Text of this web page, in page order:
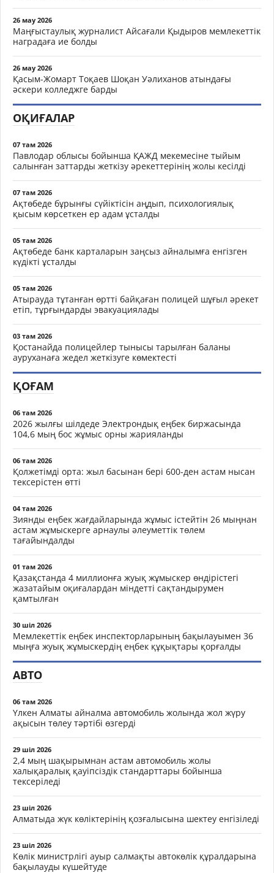
26 мау 2026
Маңғыстаулық журналист Айсағали Қыдыров мемлекеттік
наградаға ие болды
26 мау 2026
Қасым-Жомарт Тоқаев Шоқан Уәлиханов атындағы
әскери колледжге барды
ОҚИҒАЛАР
07 там 2026
Павлодар облысы бойынша ҚАЖД мекемесіне тыйым
салынған заттарды жеткізу әрекеттерінің жолы кесілді
07 там 2026
Ақтөбеде бұрынғы сүйіктісін аңдып, психологиялық
қысым көрсеткен ер адам ұсталды
05 там 2026
Ақтөбеде банк карталарын заңсыз айналымға енгізген
күдікті ұсталды
05 там 2026
Атырауда тұтанған өртті байқаған полицей шұғыл әрекет
етіп, тұрғындарды эвакуациялады
03 там 2026
Қостанайда полицейлер тынысы тарылған баланы
ауруханаға жедел жеткізуге көмектесті
ҚОҒАМ
06 там 2026
2026 жылғы шілдеде Электрондық еңбек биржасында
104,6 мың бос жұмыс орны жарияланды
06 там 2026
Қолжетімді орта: жыл басынан бері 600-ден астам нысан
тексерістен өтті
04 там 2026
Зиянды еңбек жағдайларында жұмыс істейтін 26 мыңнан
астам жұмыскерге арнаулы әлеуметтік төлем
тағайындалды
01 там 2026
Қазақстанда 4 миллионға жуық жұмыскер өндірістегі
жазатайым оқиғалардан міндетті сақтандырумен
қамтылған
30 шіл 2026
Мемлекеттік еңбек инспекторларының бақылауымен 36
мыңға жуық жұмыскердің еңбек құқықтары қорғалды
АВТО
06 там 2026
Үлкен Алматы айналма автомобиль жолында жол жүру
ақысын төлеу тәртібі өзгерді
29 шіл 2026
2,4 мың шақырымнан астам автомобиль жолы
халықаралық қауіпсіздік стандарттары бойынша
тексеріледі
23 шіл 2026
Алматыда жүк көліктерінің қозғалысына шектеу енгізіледі
23 шіл 2026
Көлік министрлігі ауыр салмақты автокөлік құралдарына
бақылауды күшейтуде